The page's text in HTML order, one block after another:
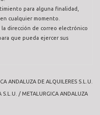
para alguna finalidad,
cualquier momento.
la dirección de correo electrónico
que pueda ejercer sus
ANDALUZA DE ALQUILERES S.L.U.
/ METALURGICA ANDALUZA